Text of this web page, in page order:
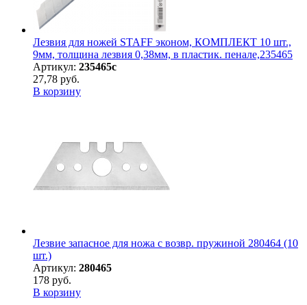
Лезвия для ножей STAFF эконом, КОМПЛЕКТ 10 шт.,
9мм, толщина лезвия 0,38мм, в пластик. пенале,235465
Артикул: 235465с
27,78 руб.
В корзину
Лезвие запасное для ножа с возвр. пружиной 280464 (10
шт.)
Артикул: 280465
178 руб.
В корзину